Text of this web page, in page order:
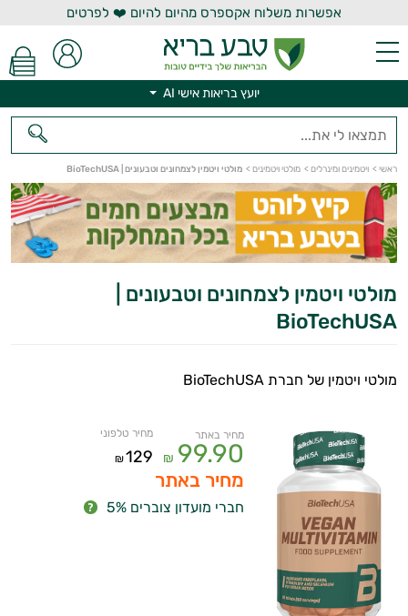
אפשרות משלוח אקספרס מהיום להיום ❤️ לפרטים
יועץ בריאות אישי AI
ראשי > ויטמינים ומינרלים > מולטי ויטמינים > מולטי ויטמין לצמחונים וטבעונים | BioTechUSA
מולטי ויטמין לצמחונים וטבעונים |
BioTechUSA
מולטי ויטמין של חברת BioTechUSA
מחיר באתר
99.90
₪
מחיר טלפוני
129
₪
מחיר באתר
חברי מועדון צוברים 5%
יועץ בריאות אישי AI